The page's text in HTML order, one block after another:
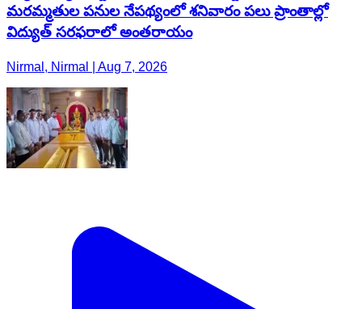
మరమ్మతుల పనుల నేపథ్యంలో శనివారం పలు ప్రాంతాల్లో
విద్యుత్ సరఫరాలో అంతరాయం
Nirmal, Nirmal | Aug 7, 2026